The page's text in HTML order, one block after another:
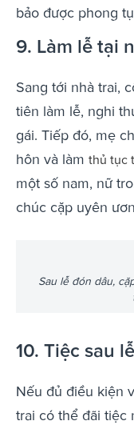
bảo được phong
9. Làm lễ tại
Sang tới nhà trai,
tiên làm lễ, nghi
gái. Tiếp đó, mẹ
hôn và làm thủ tục
một số nam, nữ
chúc cặp uyên
Sau lễ đón dâu,
10. Tiệc sau
Nếu đủ điều kiện
trai có thể đãi tiệc